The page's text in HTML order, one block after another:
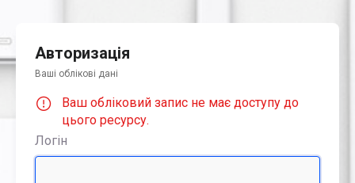
Авторизація
Ваші облікові дані
Ваш обліковий запис не має доступу до
цього ресурсу.
Логін